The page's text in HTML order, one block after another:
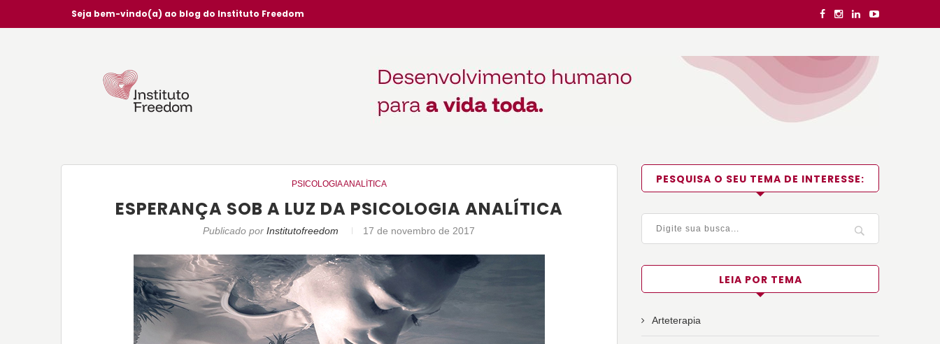
Seja bem-vindo(a) ao blog do Instituto Freedom
PSICOLOGIA ANALÍTICA
ESPERANÇA SOB A LUZ DA PSICOLOGIA ANALÍTICA
Publicado porInstitutofreedom 17 de novembro de 2017
PESQUISA O SEU TEMA DE INTERESSE:
LEIA POR TEMA
Arteterapia